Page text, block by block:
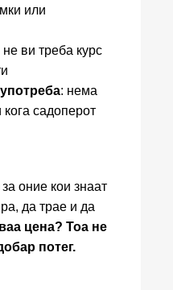
или
не ви треба курс
: нема
садоперот
оние кои знаат
да трае и да
цена? Тоа не
потег.